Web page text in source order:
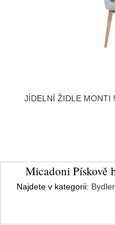
JÍDELNÍ ŽIDLE MONTI
Micadoni Pískově
Najdete v kategorii: